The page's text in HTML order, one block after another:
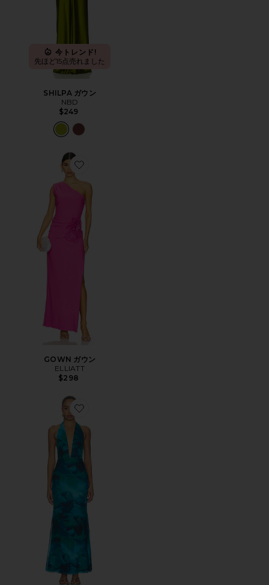
今トレンド!
先ほど15点売れました
SHILPA ガウン
NBD
$249
Favorite GOWN ガウン
GOWN ガウン
ELLIATT
$298
Favorite LAILAH ドレス